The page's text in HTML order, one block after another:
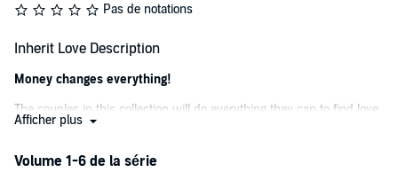
Pas de notations
Inherit Love Description
Money changes everything!
The couples in this collection will do everything they can to find love,
even when riches get in the way
The six-book Inherit Love collection follows six couples' romantic
Afficher plus
Volume 1-6 de la série